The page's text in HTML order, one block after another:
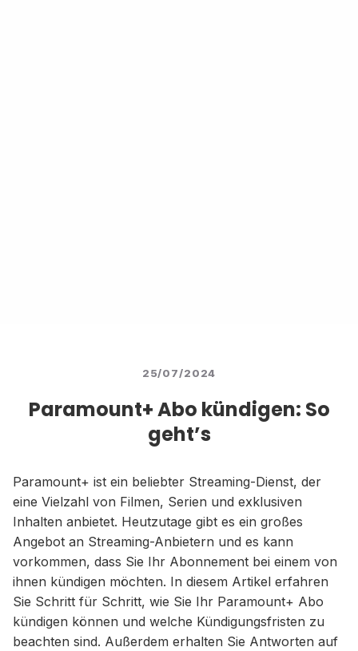
25/07/2024
Paramount+ Abo kündigen: So
geht’s
Paramount+ ist ein beliebter Streaming-Dienst, der
eine Vielzahl von Filmen, Serien und exklusiven
Inhalten anbietet. Heutzutage gibt es ein großes
Angebot an Streaming-Anbietern und es kann
vorkommen, dass Sie Ihr Abonnement bei einem von
ihnen kündigen möchten. In diesem Artikel erfahren
Sie Schritt für Schritt, wie Sie Ihr Paramount+ Abo
kündigen können und welche Kündigungsfristen zu
beachten sind. Außerdem erhalten Sie Antworten auf